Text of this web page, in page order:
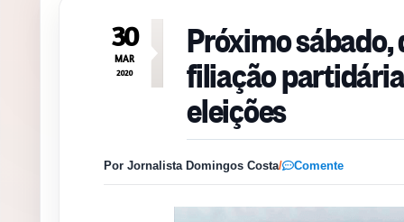
30
MAR
2020
Próximo
filiação
eleições
Por Jornalista Domingos Costa/ Comente